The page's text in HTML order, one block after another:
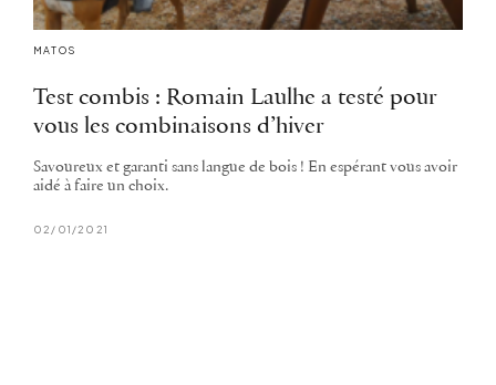
MATOS
Test combis : Romain Laulhe a testé pour
vous les combinaisons d’hiver
Savoureux et garanti sans langue de bois ! En espérant vous avoir
aidé à faire un choix.
02/01/2021